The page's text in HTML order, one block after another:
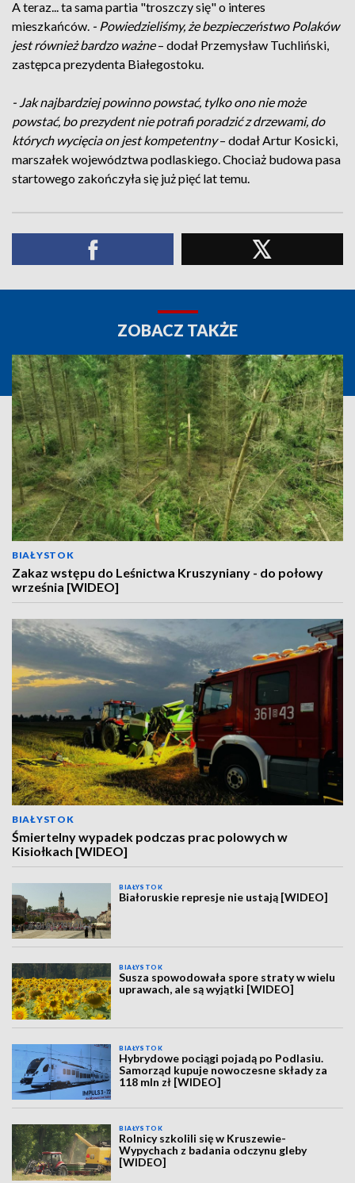
A teraz... ta sama partia "troszczy się" o interes
mieszkańców. - Powiedzieliśmy, że bezpieczeństwo Polaków
jest również bardzo ważne– dodał Przemysław Tuchliński,
zastępca prezydenta Białegostoku.
- Jak najbardziej powinno powstać, tylko ono nie może
powstać, bo prezydent nie potrafi poradzić z drzewami, do
których wycięcia on jest kompetentny– dodał Artur Kosicki,
marszałek województwa podlaskiego. Chociaż budowa pasa
startowego zakończyła się już pięć lat temu.
ZOBACZ TAKŻE
BIAŁYSTOK
Zakaz wstępu do Leśnictwa Kruszyniany - do połowy
września [WIDEO]
BIAŁYSTOK
Śmiertelny wypadek podczas prac polowych w
Kisiołkach [WIDEO]
BIAŁYSTOK
Białoruskie represje nie ustają [WIDEO]
BIAŁYSTOK
Susza spowodowała spore straty w wielu
uprawach, ale są wyjątki [WIDEO]
BIAŁYSTOK
Hybrydowe pociągi pojadą po Podlasiu.
Samorząd kupuje nowoczesne składy za
118 mln zł [WIDEO]
BIAŁYSTOK
Rolnicy szkolili się w Kruszewie-
Wypychach z badania odczynu gleby
[WIDEO]